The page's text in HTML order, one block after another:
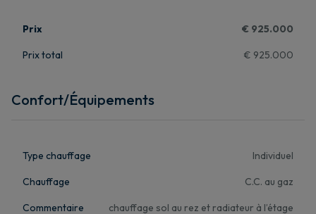
Prix € 925.000
Prix total € 925.000
Confort/Équipements
Type chauffage Individuel
Chauffage C.C. au gaz
Commentaire chauffage sol au rez et radiateur à l’étage